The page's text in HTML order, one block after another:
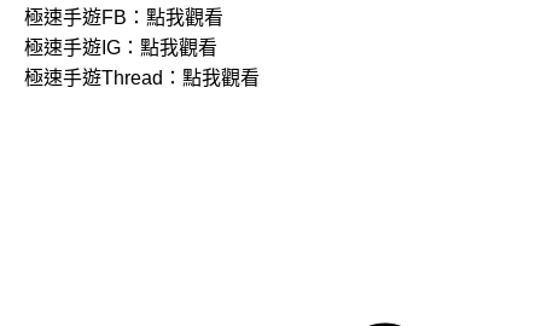
極速手遊FB： 點我觀看
極速手遊IG： 點我觀看
極速手遊Thread： 點我觀看